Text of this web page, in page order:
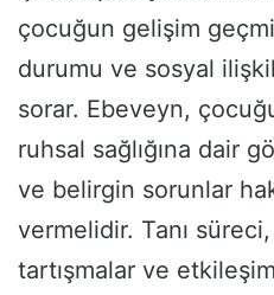
çocuğun gelişim
durumu ve sosyal
sorar. Ebeveyn,
ruhsal sağlığına dair
ve belirgin sorunlar
vermelidir. Tanı
tartışmalar ve